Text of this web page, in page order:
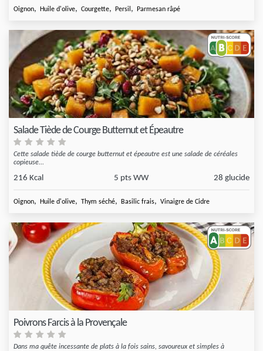
Oignon, Huile d'olive, Courgette, Persil , Parmesan râpé
Salade Tiède de Courge Butternut et Épeautre
Cette salade tiède de courge butternut et épeautre est une salade de céréales
copieuse...
216 Kcal 5 pts WW 28 glucide
Oignon, Huile d'olive, Thym séché, Basilic frais, Vinaigre de Cidre
Poivrons Farcis à la Provençale
Dans ma quête incessante de plats à la fois sains, savoureux et simples à